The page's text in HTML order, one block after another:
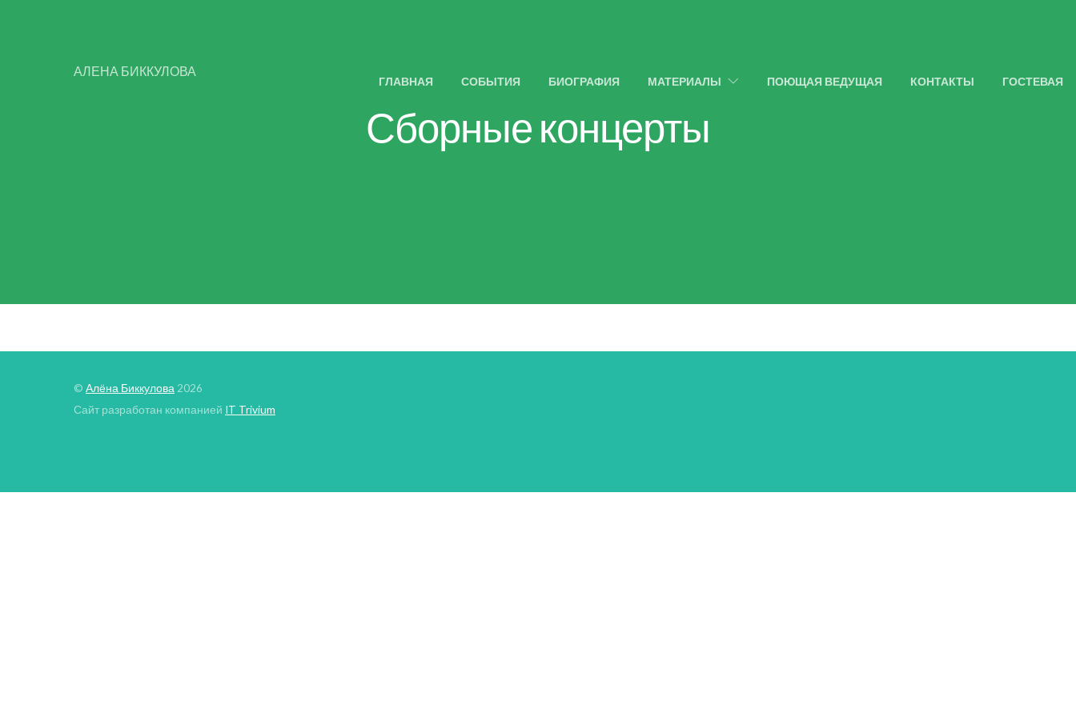
АЛЕНА БИККУЛОВА
ГЛАВНАЯ СОБЫТИЯ БИОГРАФИЯ МАТЕРИАЛЫ ПОЮЩАЯ ВЕДУЩАЯ КОНТАКТЫ ГОСТЕВАЯ
Сборные концерты
© Алёна Биккулова2026
Сайт разработан компанией IT Trivium